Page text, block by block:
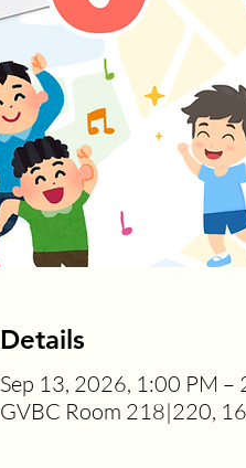
Details
Sep 13, 2026, 1:00 PM –
GVBC Room 218|220,